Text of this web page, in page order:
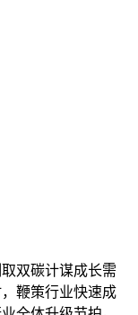
双碳计谋成长需
鞭策行业快速成